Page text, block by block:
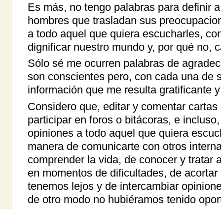
Es más, no tengo palabras para definir
hombres que trasladan sus
a todo aquel que quiera escucharles,
dignificar nuestro mundo y, por qué no,
Sólo sé me ocurren palabras de
son conscientes pero, con cada una de
información que me resulta gratificante
Considero que, editar y comentar
participar en foros o bitácoras, e
opiniones a todo aquel que quiera
manera de comunicarte con otros
comprender la vida, de conocer y tratar
en momentos de dificultades, de
tenemos lejos y de intercambiar
de otro modo no hubiéramos tenido